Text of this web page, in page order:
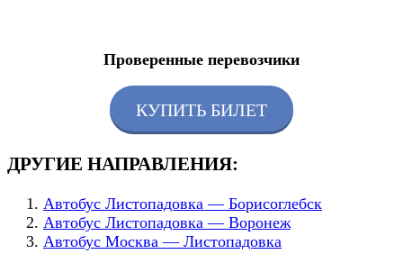
Проверенные перевозчики
КУПИТЬ БИЛЕТ
ДРУГИЕ НАПРАВЛЕНИЯ:
Автобус Листопадовка — Борисоглебск
Автобус Листопадовка — Воронеж
Автобус Москва — Листопадовка